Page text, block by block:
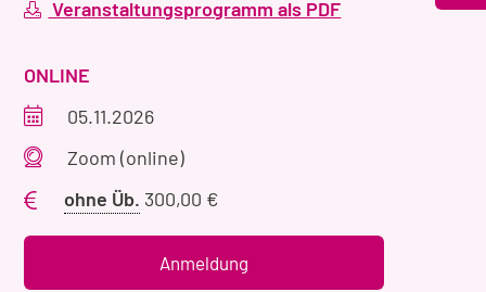
Veranstaltungsprogramm als PDF
VERANSTALTUNGSART
ONLINE
Veranstaltungszeitraum
05.11.2026
Veranstaltungsort
Zoom (online)
ohne Üb. Preis
Übernachtung
300,00 €
Anmeldung